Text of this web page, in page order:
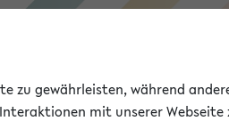
eKVV
zu gewährleisten, während
mit unserer Webseite